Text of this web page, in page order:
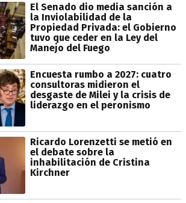
El Senado dio media sanción a
la Inviolabilidad de la
Propiedad Privada: el Gobierno
tuvo que ceder en la Ley del
Manejo del Fuego
Encuesta rumbo a 2027: cuatro
consultoras midieron el
desgaste de Milei y la crisis de
liderazgo en el peronismo
Ricardo Lorenzetti se metió en
el debate sobre la
inhabilitación de Cristina
Kirchner